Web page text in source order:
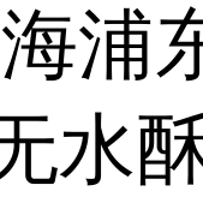
浦
水